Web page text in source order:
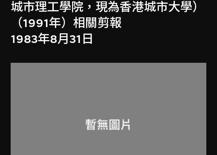
城市理工學院，現為香港城市大學）
（1991年）相關剪報
1983年8月31日